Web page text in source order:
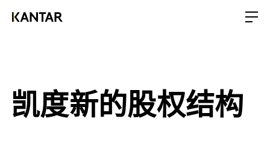
凯度新的股权结构